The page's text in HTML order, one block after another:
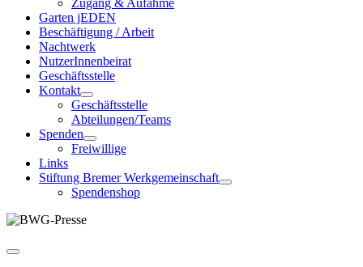
Zugang & Aufahme
Garten jEDEN
Beschäftigung / Arbeit
Nachtwerk
NutzerInnenbeirat
Geschäftsstelle
Kontakt
Geschäftsstelle
Abteilungen/Teams
Spenden
Freiwillige
Links
Stiftung Bremer Werkgemeinschaft
Spendenshop